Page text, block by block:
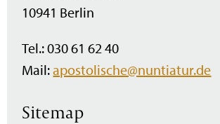
10941 Berlin
Tel.: 030 61 62 40
Mail:apostolische@nuntiatur.de
Sitemap